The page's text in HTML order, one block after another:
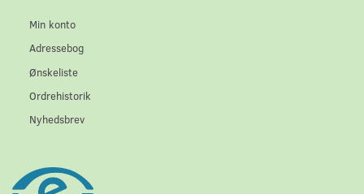
Min konto
Adressebog
Ønskeliste
Ordrehistorik
Nyhedsbrev